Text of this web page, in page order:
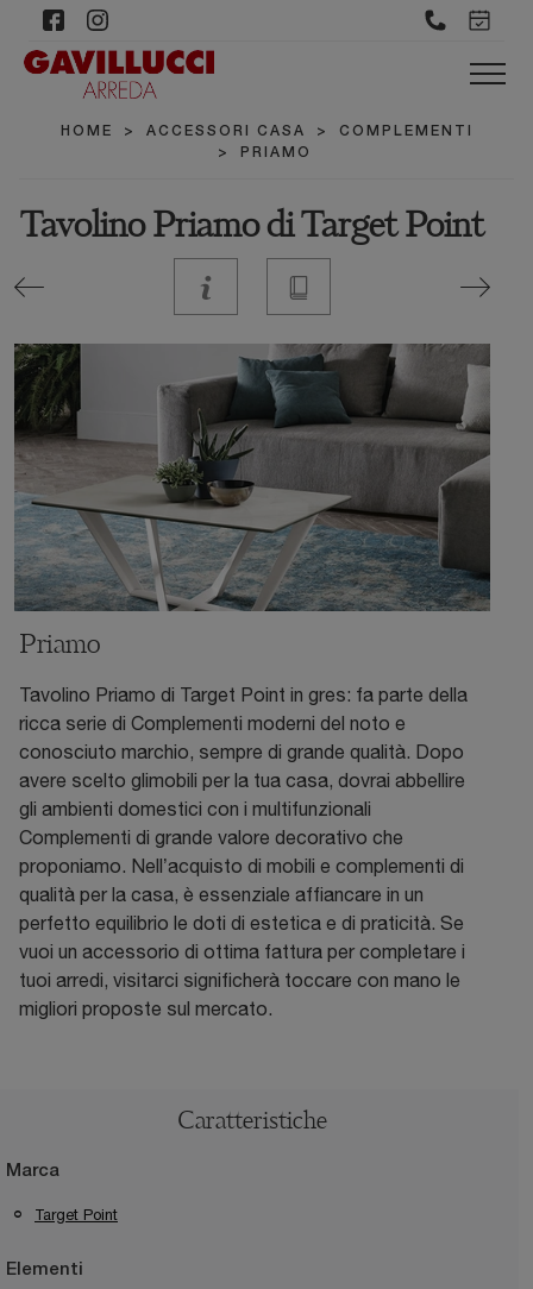
HOME > ACCESSORI CASA >
COMPLEMENTI
>
PRIAMO
Tavolino Priamo di Target Point
Priamo
Tavolino Priamo di Target Point in gres: fa parte della
ricca serie di Complementi moderni del noto e
conosciuto marchio, sempre di grande qualità. Dopo
avere scelto glimobili per la tua casa, dovrai abbellire
gli ambienti domestici con i multifunzionali
Complementi di grande valore decorativo che
proponiamo. Nell’acquisto di mobili e complementi di
qualità per la casa, è essenziale affiancare in un
perfetto equilibrio le doti di estetica e di praticità. Se
vuoi un accessorio di ottima fattura per completare i
tuoi arredi, visitarci significherà toccare con mano le
migliori proposte sul mercato.
Caratteristiche
Marca
Target Point
Elementi